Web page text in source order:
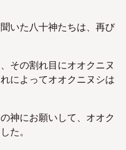
いた八十神たちは、再び
その割れ目にオオクニヌ
によってオオクニヌシは
神にお願いして、オオク
た。